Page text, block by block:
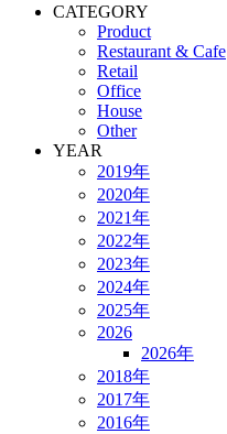
CATEGORY
Product
Restaurant & Cafe
Retail
Office
House
Other
YEAR
2019年
2020年
2021年
2022年
2023年
2024年
2025年
2026
2026年
2018年
2017年
2016年